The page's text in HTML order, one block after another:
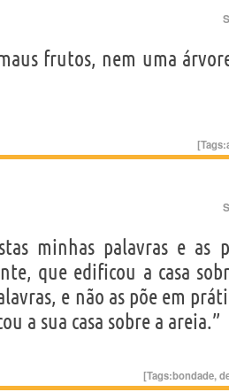
frutos, nem uma
[Tags:
minhas palavras e as
que edificou a casa
e não as põe em
a sua casa sobre a areia.”
[Tags:bondade,